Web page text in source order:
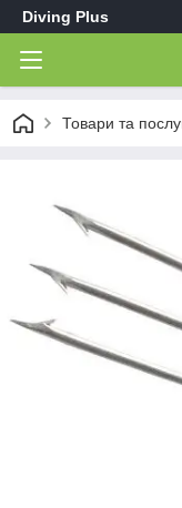
Diving Plus
Товари та